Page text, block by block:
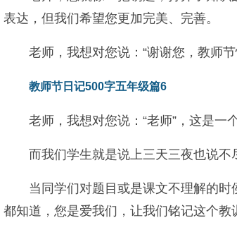
表达，但我们希望您更加完美、完善。
老师，我想对您说：“谢谢您，教师节
教师节日记500字五年级篇6
老师，我想对您说：“老师”，这是一
而我们学生就是说上三天三夜也说
当同学们对题目或是课文不理解的
都知道，您是爱我们，让我们铭记这个教